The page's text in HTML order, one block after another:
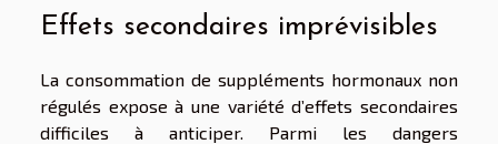
Effets secondaires imprévisibles
La consommation de suppléments hormonaux non
régulés expose à une variété d’effets secondaires
difficiles à anticiper. Parmi les dangers